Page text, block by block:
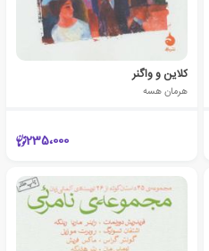
کلاین و واگنر
هرمان هسه
235،000